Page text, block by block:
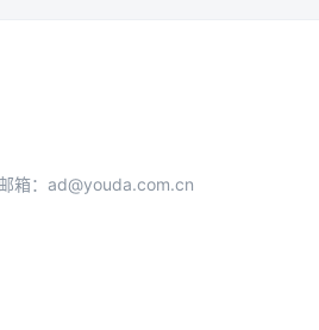
箱：ad@youda.com.cn